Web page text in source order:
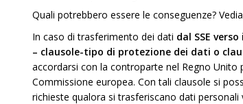
Quali potrebbero essere le conseguenze?
In caso di trasferimento dei dati dal SSE
– clausole-tipo di protezione dei dati o
accordarsi con la controparte nel Regno
Commissione europea. Con tali clausole si
richieste qualora si trasferiscano dati personali